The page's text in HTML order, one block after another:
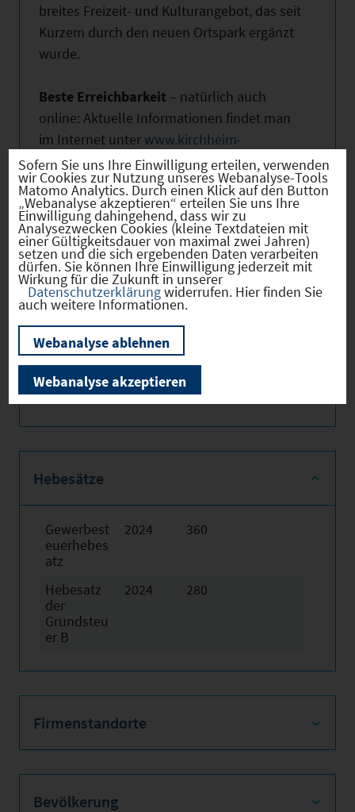
breites Freizeit- und Kulturangebot, das seit
Kurzem durch den neuen Ortspark ergänzt
wurde.
Beste Erreichbarkeit – natürlich auch
online: Aktuelle Informationen findet man
im Internet unter www.kirchheim-
heimstetten.deund auch im sozialen
Netzwerk Facebook ist die
zukunftsorientierte Gemeinde vertreten
www.facebook.com/kirchheim.heimstetten.
Nehmen Sie mit uns Kontakt auf, wir
überzeugen Sie gerne von unserem
Standort.
Hebesätze
Gewerbest
euerhebes
atz
2024 360
Hebesatz
der
Grundsteu
er B
2024 280
Firmenstandorte
Bevölkerung
Sofern Sie uns Ihre Einwilligung erteilen, verwenden
wir Cookies zur Nutzung unseres Webanalyse-Tools
Matomo Analytics. Durch einen Klick auf den Button
„Webanalyse akzeptieren“ erteilen Sie uns Ihre
Einwilligung dahingehend, dass wir zu
Analysezwecken Cookies (kleine Textdateien mit
einer Gültigkeitsdauer von maximal zwei Jahren)
setzen und die sich ergebenden Daten verarbeiten
dürfen. Sie können Ihre Einwilligung jederzeit mit
Wirkung für die Zukunft in unserer
Datenschutzerklärungwiderrufen. Hier finden Sie
auch weitere Informationen.
Webanalyse ablehnen
Webanalyse akzeptieren